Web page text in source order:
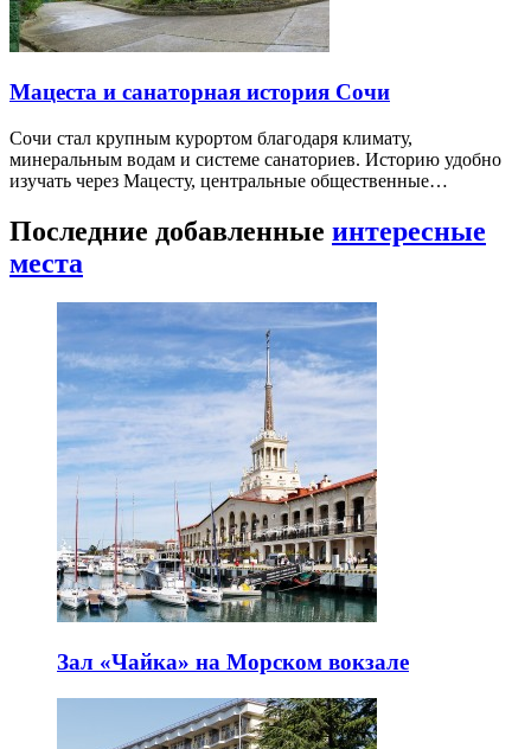
Мацеста и санаторная история Сочи
Сочи стал крупным курортом благодаря климату,
минеральным водам и системе санаториев. Историю удобно
изучать через Мацесту, центральные общественные…
Последние добавленные интересные
места
Зал «Чайка» на Морском вокзале